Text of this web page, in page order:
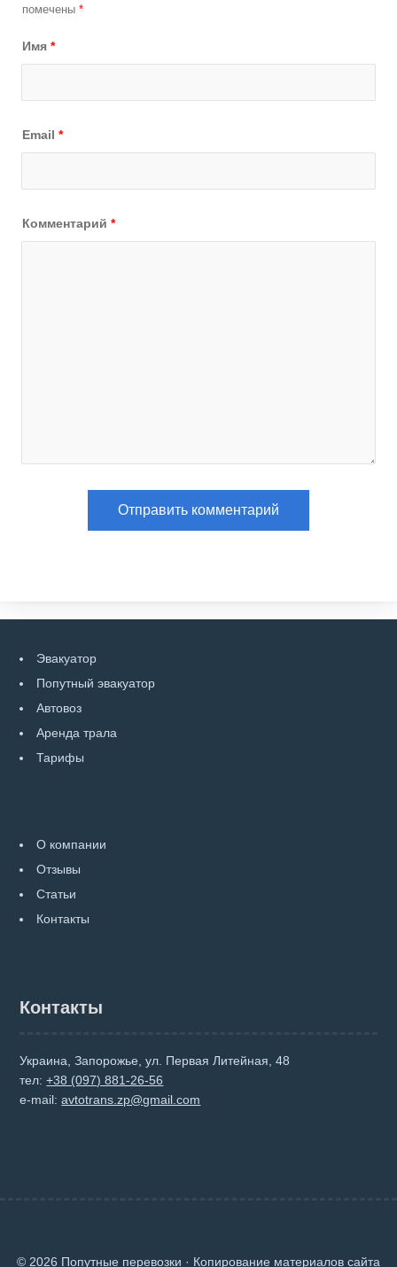
помечены *
Имя *
Email *
Комментарий *
Эвакуатор
Попутный эвакуатор
Автовоз
Аренда трала
Тарифы
О компании
Отзывы
Статьи
Контакты
Контакты
Украина, Запорожье, ул. Первая Литейная, 48
тел:+38 (097) 881-26-56
e-mail:avtotrans.zp@gmail.com
© 2026 Попутные перевозки · Копирование материалов сайта